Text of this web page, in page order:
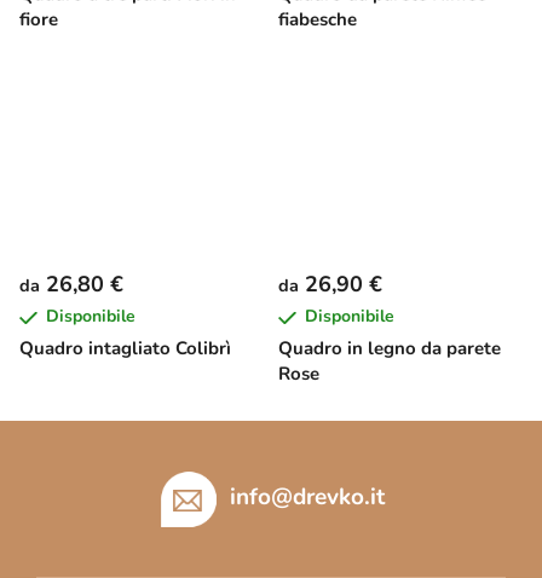
fiore
fiabesche
Quadro intagliato Colibrì
da 26,80 €
Disponibile
Quadro in legno da parete
Rose
da 26,90 €
Disponibile
info@drevko.it